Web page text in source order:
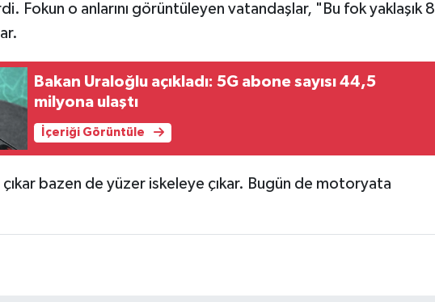
Fokun o anlarını görüntüleyen vatandaşlar, "Bu fok yaklaşık 8
Bakan Uraloğlu açıkladı: 5G abone sayısı 44,5
milyona ulaştı
İçeriği Görüntüle
bazen de yüzer iskeleye çıkar. Bugün de motoryata